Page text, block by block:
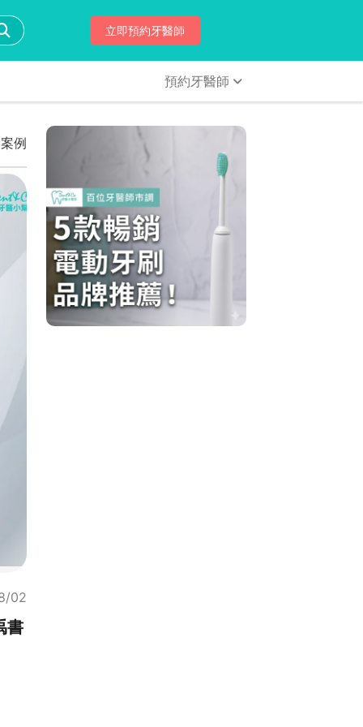
立即預約牙醫師
預約牙醫師
例
02
書